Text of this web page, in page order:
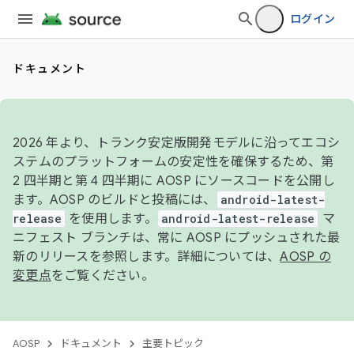
ログイン
ドキュメント
2026 年より、トランク安定版開発モデルに沿ってエコシ
ステムのプラットフォームの安定性を確保するため、第
2 四半期と第 4 四半期に AOSP にソースコードを公開し
ます。AOSP のビルドと投稿には、
android-latest-
release
を使用します。 android-latest-release
マ
ニフェスト ブランチは、常に AOSP にプッシュされた最
新のリリースを参照します。詳細については、AOSP の
変更点をご覧ください。
AOSP ドキュメント 主要トピック